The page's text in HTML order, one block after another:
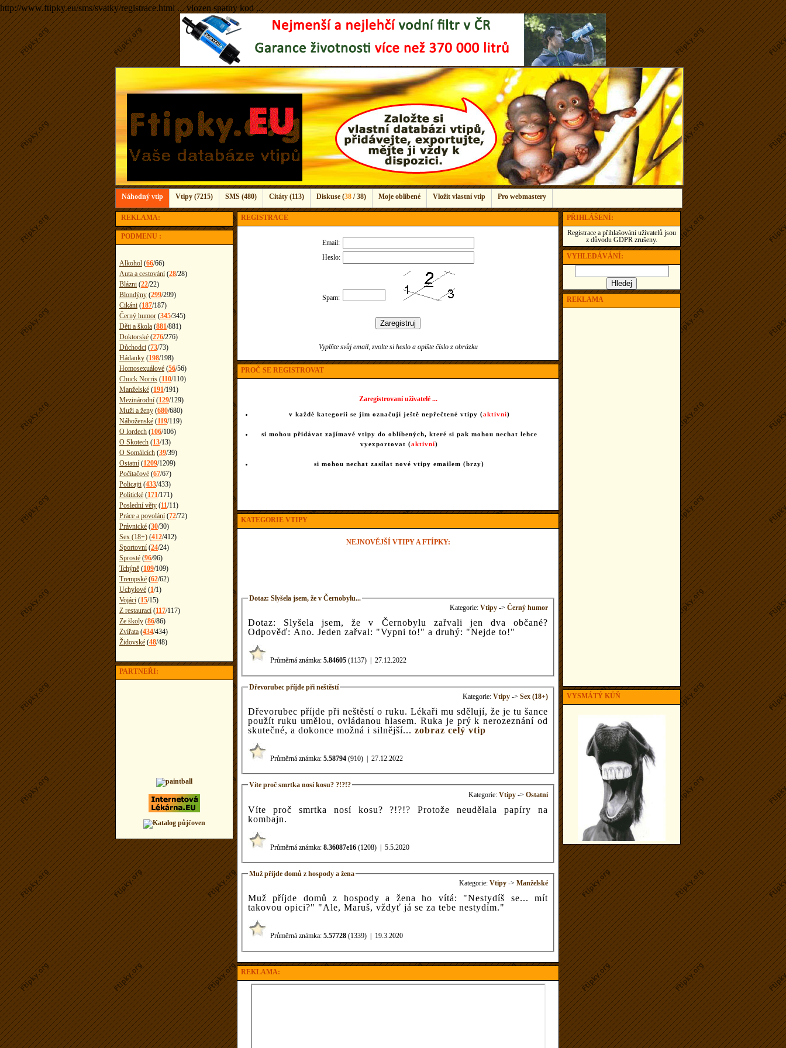
http://www.ftipky.eu/sms/svatky/registrace.html ... vlozen spatny kod ...
Náhodný vtip Vtipy (7215) SMS (480) Citáty (113) Diskuse (38 / 38) Moje oblíbené Vložit vlastní vtip Pro webmastery
REKLAMA:
PODMENU :
Alkohol (66/66)
Auta a cestování (28/28)
Blázni (22/22)
Blondýny (299/299)
Cikáni (187/187)
Černý humor (345/345)
Děti a škola (881/881)
Doktorské (276/276)
Důchodci (73/73)
Hádanky (198/198)
Homosexuálové (56/56)
Chuck Norris (110/110)
Manželské (191/191)
Mezinárodní (129/129)
Muži a ženy (680/680)
Náboženské (119/119)
O lordech (106/106)
O Skotech (13/13)
O Somálcích (39/39)
Ostatní (1209/1209)
Počítačové (67/67)
Policajti (433/433)
Politické (171/171)
Poslední věty (11/11)
Práce a povolání (72/72)
Právnické (30/30)
Sex (18+) (412/412)
Sportovní (24/24)
Sprosté (96/96)
Tchýně (109/109)
Trempské (62/62)
Uchylové (1/1)
Vojáci (15/15)
Z restaurací (117/117)
Ze školy (86/86)
Zvířata (434/434)
Židovské (48/48)
PARTNEŘI:
REGISTRACE
Email:
Heslo:
Spam:
Vyplňte svůj email, zvolte si heslo a opište číslo z obrázku
PROČ SE REGISTROVAT
Zaregistrovaní uživatelé ...
v každé kategorii se jim označují ještě nepřečtené vtipy (aktivní)
si mohou přidávat zajímavé vtipy do oblíbených, které si pak mohou nechat lehce
vyexportovat (aktivní)
si mohou nechat zasílat nové vtipy emailem (brzy)
KATEGORIE VTIPY
NEJNOVĚJŠÍ VTIPY A FTÍPKY:
Dotaz: Slyšela jsem, že v Černobylu...
Kategorie: Vtipy -> Černý humor
Dotaz: Slyšela jsem, že v Černobylu zařvali jen dva občané?
Odpověď: Ano. Jeden zařval: "Vypni to!" a druhý: "Nejde to!"
Průměrná známka: 5.84605 (1137) 27.12.2022
Dřevorubec příjde při neštěstí
Kategorie: Vtipy -> Sex (18+)
Dřevorubec příjde při neštěstí o ruku. Lékaři mu sdělují, že je tu šance
použít ruku umělou, ovládanou hlasem. Ruka je prý k nerozeznání od
skutečné, a dokonce možná i silnější... zobraz celý vtip
Průměrná známka: 5.58794 (910) | 27.12.2022
Víte proč smrtka nosí kosu? ?!?!?
Kategorie: Vtipy -> Ostatní
Víte proč smrtka nosí kosu? ?!?!? Protože neudělala papíry na
kombajn.
Průměrná známka: 8.36087e16 (1208) | 5.5.2020
Muž příjde domů z hospody a žena
Kategorie: Vtipy -> Manželské
Muž příjde domů z hospody a žena ho vítá: "Nestydíš se... mít
takovou opici?" "Ale, Maruš, vždyť já se za tebe nestydím."
Průměrná známka: 5.57728 (1339) 19.3.2020
REKLAMA:
PŘIHLÁŠENÍ:
Registrace a přihlašování uživatelů jsou
z důvodu GDPR zrušeny.
VYHLEDÁVÁNÍ:
REKLAMA
VYSMÁTÝ KŮŇ